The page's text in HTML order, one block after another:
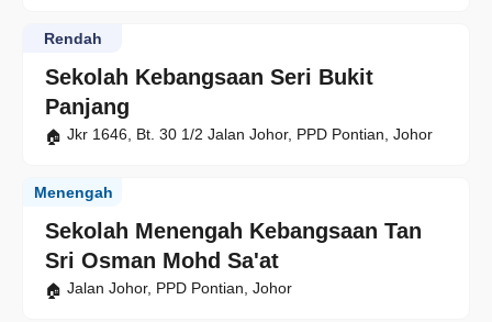
Sekolah Kebangsaan Seri Bukit
Panjang
Rendah
Jkr 1646, Bt. 30 1/2 Jalan Johor, PPD Pontian, Johor
Sekolah Menengah Kebangsaan Tan
Sri Osman Mohd Sa'at
Menengah
Jalan Johor, PPD Pontian, Johor